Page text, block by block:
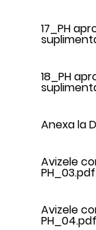
17_PH
18_PH
Anexa la
Avizele
PH_03.pdf
Avizele
PH_04.pdf